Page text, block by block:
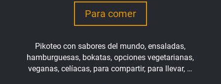
Para comer
Pikoteo con sabores del mundo, ensaladas,
hamburguesas, bokatas, opciones vegetarianas,
veganas, celíacas, para compartir, para llevar, …